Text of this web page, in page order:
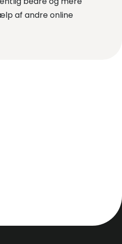
af andre online